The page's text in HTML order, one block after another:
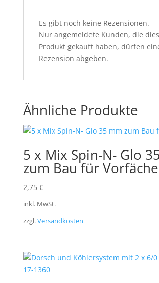
Es gibt noch keine Rezensionen.
Nur angemeldete Kunden, die
Produkt gekauft haben, dürfen
Rezension abgeben.
Ähnliche Produkte
5 x Mix Spin-N- Glo
zum Bau für
2,75 €
inkl. MwSt.
zzgl.Versandkosten